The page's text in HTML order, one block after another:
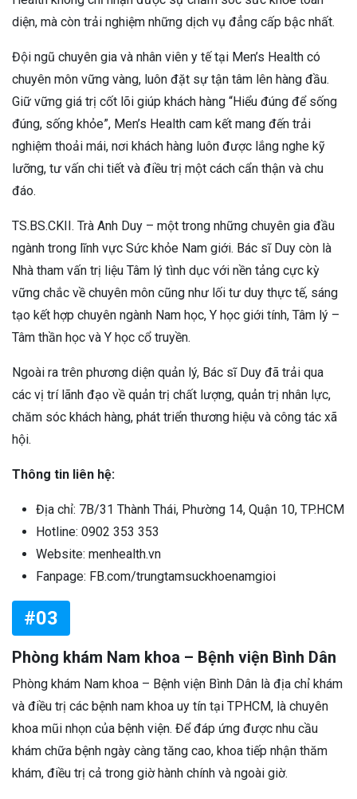
diện, mà còn trải nghiệm những dịch vụ đẳng cấp bậc nhất.
Đội ngũ chuyên gia và nhân viên y tế tại Men’s Health có
chuyên môn vững vàng, luôn đặt sự tận tâm lên hàng đầu.
Giữ vững giá trị cốt lõi giúp khách hàng “Hiểu đúng để sống
đúng, sống khỏe”, Men’s Health cam kết mang đến trải
nghiệm thoải mái, nơi khách hàng luôn được lắng nghe kỹ
lưỡng, tư vấn chi tiết và điều trị một cách cẩn thận và chu
đáo.
TS.BS.CKII. Trà Anh Duy – một trong những chuyên gia đầu
ngành trong lĩnh vực Sức khỏe Nam giới. Bác sĩ Duy còn là
Nhà tham vấn trị liệu Tâm lý tình dục với nền tảng cực kỳ
vững chắc về chuyên môn cũng như lối tư duy thực tế, sáng
tạo kết hợp chuyên ngành Nam học, Y học giới tính, Tâm lý –
Tâm thần học và Y học cổ truyền.
Ngoài ra trên phương diện quản lý, Bác sĩ Duy đã trải qua
các vị trí lãnh đạo về quản trị chất lượng, quản trị nhân lực,
chăm sóc khách hàng, phát triển thương hiệu và công tác xã
hội.
Thông tin liên hệ:
Địa chỉ: 7B/31 Thành Thái, Phường 14, Quận 10, TP.HCM
Hotline: 0902 353 353
Website: menhealth.vn
Fanpage: FB.com/trungtamsuckhoenamgioi
#03
Phòng khám Nam khoa – Bệnh viện Bình Dân
Phòng khám Nam khoa – Bệnh viện Bình Dân là địa chỉ khám
và điều trị các bệnh nam khoa uy tín tại TPHCM, là chuyên
khoa mũi nhọn của bệnh viện. Để đáp ứng được nhu cầu
khám chữa bệnh ngày càng tăng cao, khoa tiếp nhận thăm
khám, điều trị cả trong giờ hành chính và ngoài giờ.